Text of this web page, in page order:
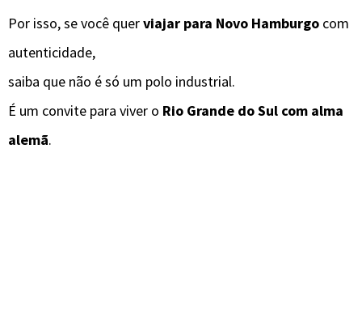
Por isso, se você querviajar para Novo Hamburgo com
autenticidade,
saiba que não é só um polo industrial.
É um convite para viver o Rio Grande do Sul com alma
alemã.